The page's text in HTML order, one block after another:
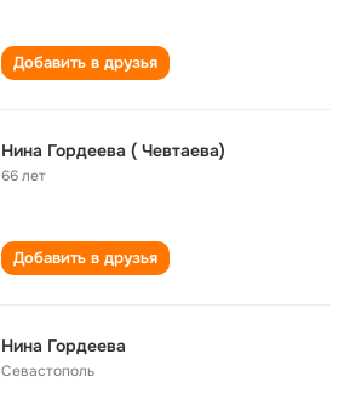
Добавить в друзья
Нина Гордеева ( Чевтаева)
66 лет
Добавить в друзья
Нина Гордеева
Севастополь